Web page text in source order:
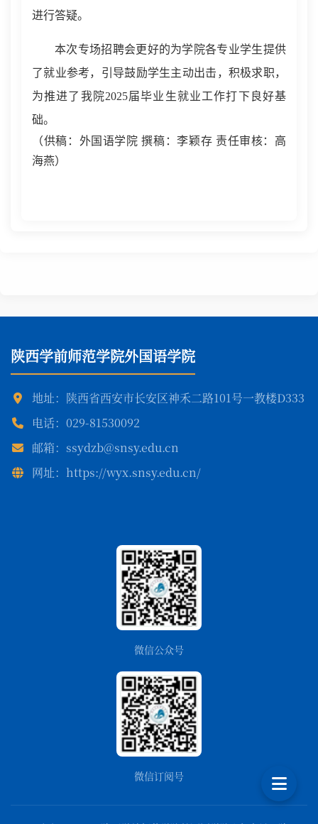
进行答疑。
本次专场招聘会更好的为学院各专业学生提供
了就业参考，引导鼓励学生主动出击，积极求职，
为推进了我院2025届毕业生就业工作打下良好基
础。
（供稿： 外国语学院 撰稿：李颖存 责任审核： 高
海燕）
陕西学前师范学院外国语学院
地址：陕西省西安市长安区神禾二路101号一教楼D333
电话：029-81530092
邮箱：ssydzb@snsy.edu.cn
网址：https://wyx.snsy.edu.cn/
微信公众号
微信订阅号